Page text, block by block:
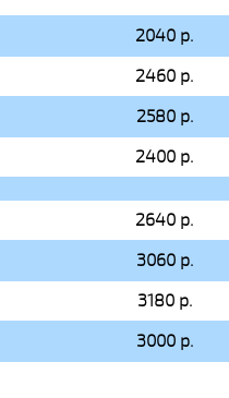
2040 р.
2460 р.
2580 р.
2400 р.
2640 р.
3060 р.
3180 р.
3000 р.